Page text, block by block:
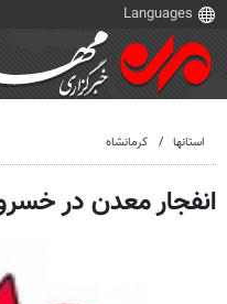
استانها کرمانشاه
انفجار معدن در